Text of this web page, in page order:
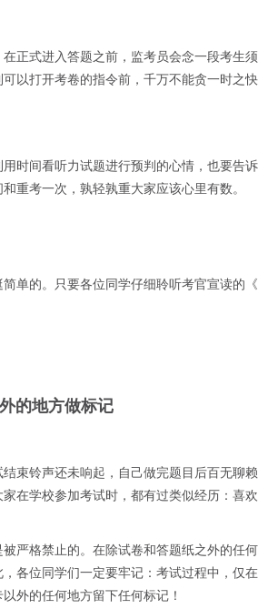
正式进入答题之前，监考员会念一段考生
以打开考卷的指令前，千万不能贪一时之
时间看听力试题进行预判的心情，也要告
重考一次，孰轻孰重大家应该心里有数。
单的。只要各位同学仔细聆听考官宣读的
的地方做标记
束铃声还未响起，自己做完题目后百无聊
在学校参加考试时，都有过类似经历：喜
严格禁止的。在除试卷和答题纸之外的任
各位同学们一定要牢记：考试过程中，仅
外的任何地方留下任何标记！